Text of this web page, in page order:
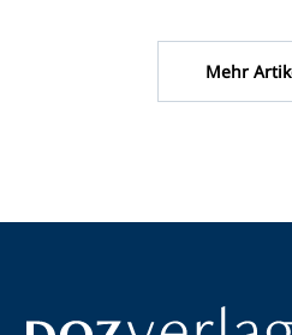
frischgebackenen
Mehr